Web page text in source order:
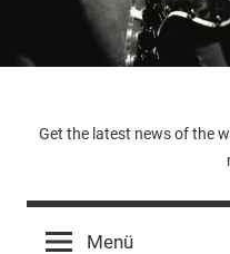
Music-
Get the latest news of the
Menü